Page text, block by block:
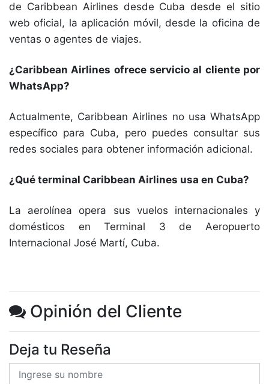
de Caribbean Airlines desde Cuba desde el sitio
web oficial, la aplicación móvil, desde la oficina de
ventas o agentes de viajes.
¿Caribbean Airlines ofrece servicio al cliente por
WhatsApp?
Actualmente, Caribbean Airlines no usa WhatsApp
específico para Cuba, pero puedes consultar sus
redes sociales para obtener información adicional.
¿Qué terminal Caribbean Airlines usa en Cuba?
La aerolínea opera sus vuelos internacionales y
domésticos en Terminal 3 de Aeropuerto
Internacional José Martí, Cuba.
Opinión del Cliente
Deja tu Reseña